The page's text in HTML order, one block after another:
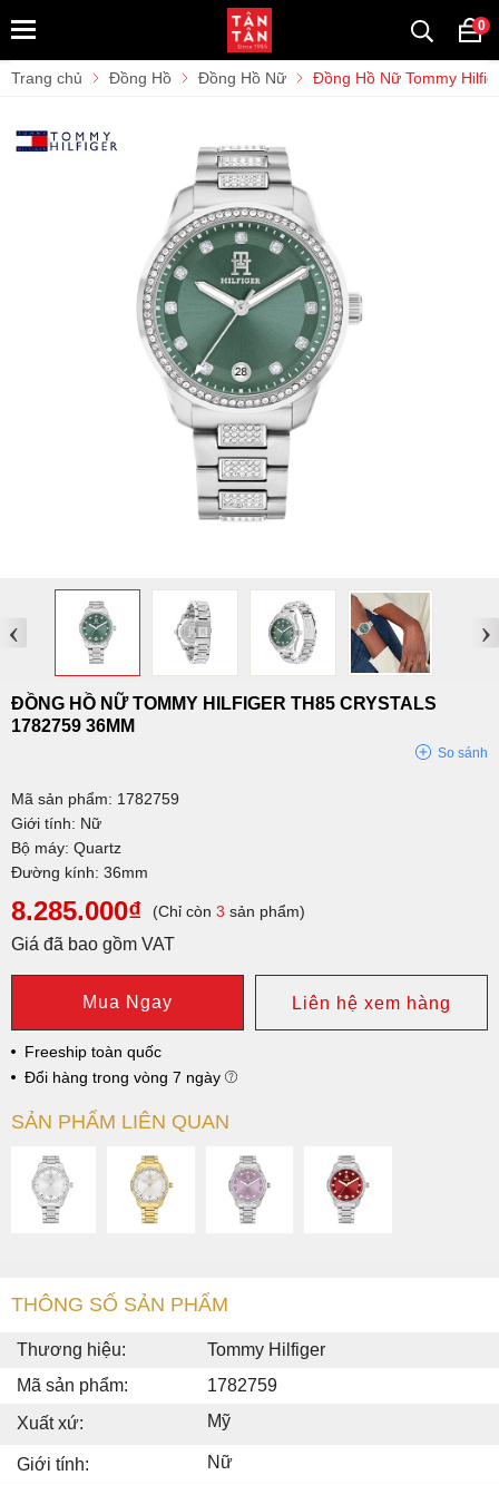
0
Trang chủ Đồng Hồ Đồng Hồ Nữ Đồng Hồ Nữ Tommy
‹ ›
ĐỒNG HỒ NỮ TOMMY HILFIGER TH85 CRYSTALS
1782759 36MM
So sánh
Mã sản phẩm: 1782759
Giới tính: Nữ
Bộ máy: Quartz
Đường kính: 36mm
8.285.000₫ (Chỉ còn 3 sản phẩm)
Giá đã bao gồm VAT
Mua Ngay Liên hệ xem hàng
Freeship toàn quốc
Đổi hàng trong vòng 7 ngày
SẢN PHẨM LIÊN QUAN
THÔNG SỐ SẢN PHẨM
Thương hiệu:
Tommy Hilfiger
Mã sản phẩm:
1782759
Xuất xứ:
Mỹ
Giới tính: Nữ